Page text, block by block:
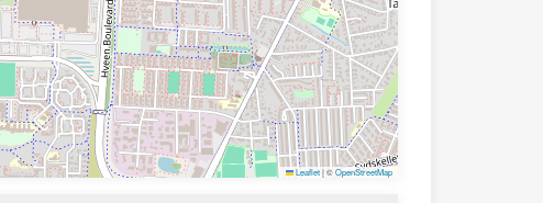
Leaflet|©OpenStreetMap